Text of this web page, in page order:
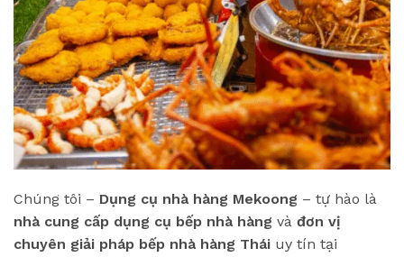
Chúng tôi – Dụng cụ nhà hàng Mekoong – tự hào là
nhà cung cấp dụng cụ bếp nhà hàng và đơn vị
chuyên giải pháp bếp nhà hàng Thái uy tín tại